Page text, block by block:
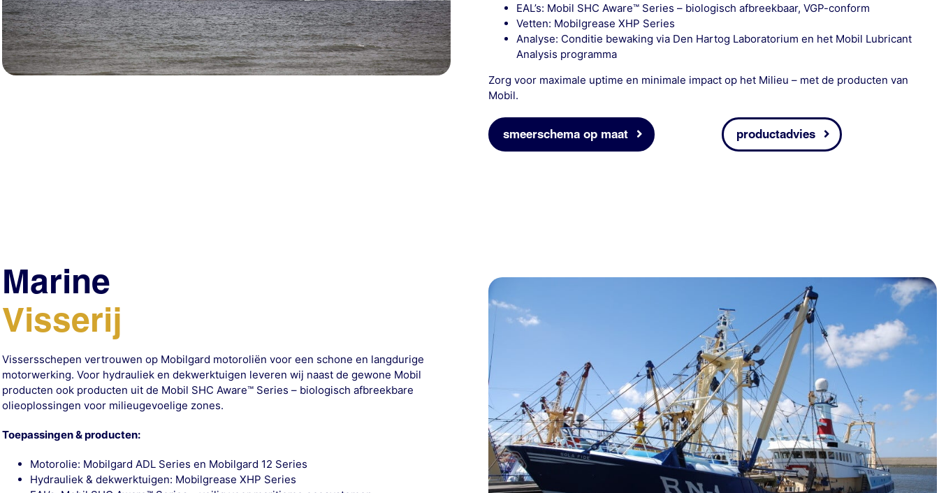
EAL’s: Mobil SHC Aware™ Series – biologisch afbreekbaar, VGP-conform
Vetten: Mobilgrease XHP Series
Analyse: Conditie bewaking via Den Hartog Laboratorium en het Mobil Lubricant
Analysis programma
Zorg voor maximale uptime en minimale impact op het Milieu – met de producten van
Mobil.
smeerschema op maat productadvies
Marine
Visserij
Vissersschepen vertrouwen op Mobilgard motoroliën voor een schone en langdurige
motorwerking. Voor hydrauliek en dekwerktuigen leveren wij naast de gewone Mobil
producten ook producten uit de Mobil SHC Aware™ Series – biologisch afbreekbare
olieoplossingen voor milieugevoelige zones.
Toepassingen & producten:
Motorolie: Mobilgard ADL Series en Mobilgard 12 Series
Hydrauliek & dekwerktuigen: Mobilgrease XHP Series